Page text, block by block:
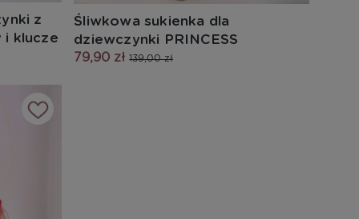
z
i klucze
Śliwkowa sukienka dla
dziewczynki PRINCESS
79,90 zł 139,00 zł